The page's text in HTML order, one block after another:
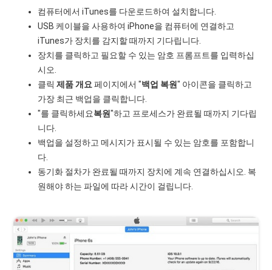
컴퓨터에서 iTunes를 다운로드하여 설치합니다.
USB 케이블을 사용하여 iPhone을 컴퓨터에 연결하고
iTunes가 장치를 감지할 때까지 기다립니다.
장치를 클릭하고 필요할 수 있는 암호 프롬프트를 입력하십
시오.
클릭제품 개요 페이지에서 "백업 복원" 아이콘을 클릭하고
가장 최근 백업을 클릭합니다.
"를 클릭하세요복원"하고 프로세스가 완료될 때까지 기다립
니다.
백업을 설정하고 메시지가 표시될 수 있는 암호를 포함합니
다.
동기화 절차가 완료될 때까지 장치에 계속 연결하십시오. 복
원해야 하는 파일에 따라 시간이 걸립니다.